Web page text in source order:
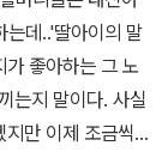
기도 하고, 아이
도 있으며, 어린
. 이용포 작가님
들에게 재미와 감
화책이 부디 더
님이 집에 놀러 올
럽 회장님’은 노년
대한 얘기다. 집에
뒤늦게 자신만의
럽 회장이 된다.
데..'딸아이의 말
좋아하는 그 노
는지 말이다. 사실
만 이제 조금씩